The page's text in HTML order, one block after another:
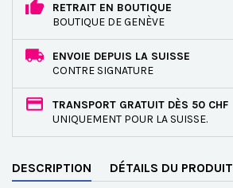
RETRAIT EN BOUTIQUE
BOUTIQUE DE GENÈVE
ENVOIE DEPUIS LA SUISSE
CONTRE SIGNATURE
TRANSPORT GRATUIT DÈS 50 CHF
UNIQUEMENT POUR LA SUISSE.
DESCRIPTION DÉTAILS DU PRODUIT